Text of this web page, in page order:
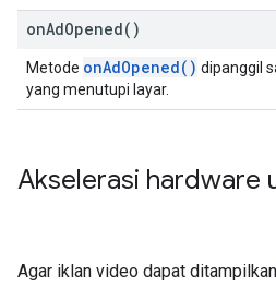
onAdOpened( )
Metode onAdOpened() dipanggil
yang menutupi layar.
Akselerasi hardware
Agar iklan video dapat